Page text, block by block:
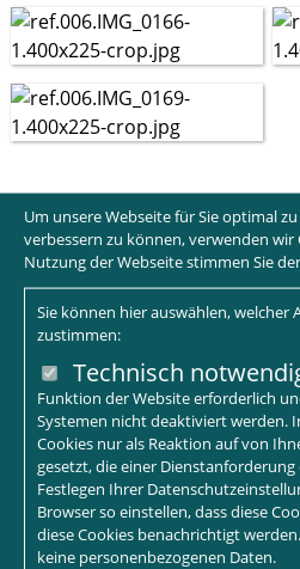
Um unsere Webseite für Sie optimal
verbessern zu können, verwenden wir
Nutzung der Webseite stimmen Sie
Sie können hier auswählen, welcher
zustimmen:
Technisch
Funktion der Website erforderlich
Systemen nicht deaktiviert werden.
Cookies nur als Reaktion auf von
gesetzt, die einer
Festlegen Ihrer
Browser so einstellen, dass diese
diese Cookies benachrichtigt
keine personenbezogenen Daten.